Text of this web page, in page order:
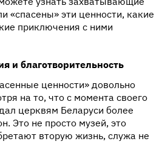
«спасены» эти ценности, какие
приключения с ними
и благотворительность
ценности» довольно
на то, что с момента своего
церквям Беларуси более
Это не просто музей, это
вторую жизнь, служа не